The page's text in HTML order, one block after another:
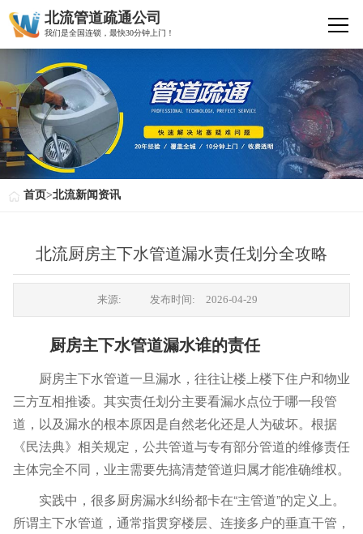
北流管道疏通公司
我们是全国连锁，最快30分钟上门！
首页>北流新闻资讯
北流厨房主下水管道漏水责任划分全攻略
来源: 发布时间: 2026-04-29
厨房主下水管道漏水谁的责任
厨房主下水管道一旦漏水，往往让楼上楼下住户和物业
三方互相推诿。其实责任划分主要看漏水点位于哪一段管
道，以及漏水的根本原因是自然老化还是人为破坏。根据
《民法典》相关规定，公共管道与专有部分管道的维修责任
主体完全不同，业主需要先搞清楚管道归属才能准确维权。
实践中，很多厨房漏水纠纷都卡在“主管道”的定义上。
所谓主下水管道，通常指贯穿楼层、连接多户的垂直干管，